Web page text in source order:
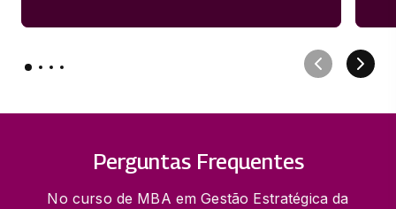
Perguntas Frequentes
No curso de MBA em Gestão Estratégica da